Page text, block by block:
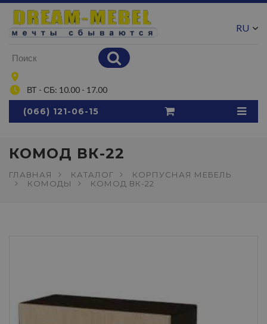
ВТ - СБ: 10.00 - 17.00
RU
(066) 121-06-15
КОМОД ВК-22
ГЛАВНАЯ КАТАЛОГ
КОРПУСНАЯ МЕБЕЛЬ
КОМОДЫ
КОМОД ВК-22